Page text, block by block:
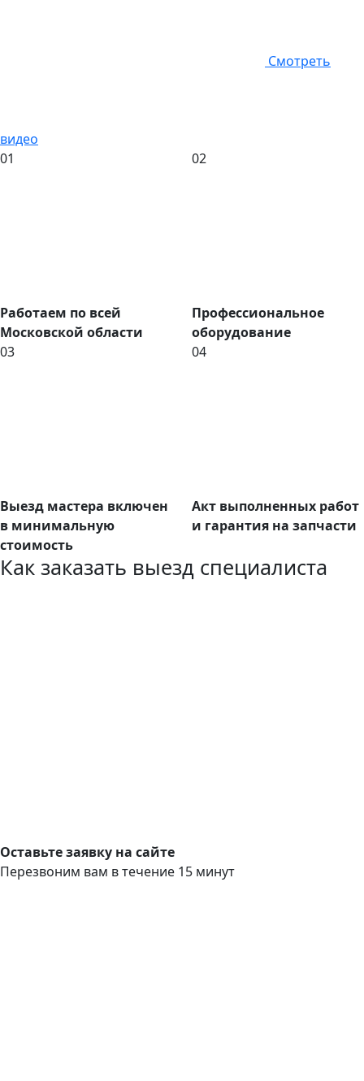
Смотреть
видео
01
Работаем по всей
Московской области
02
Профессиональное
оборудование
03
Выезд мастера включен
в минимальную
стоимость
04
Акт выполненных работ
и гарантия на запчасти
Как заказать выезд специалиста
Оставьте заявку на сайте
Перезвоним вам в течение 15 минут